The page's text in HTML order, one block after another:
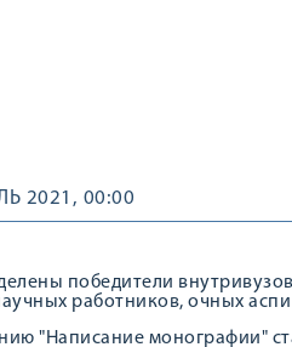
2021, 00:00
победители
работников, очных
"Написание монографии"